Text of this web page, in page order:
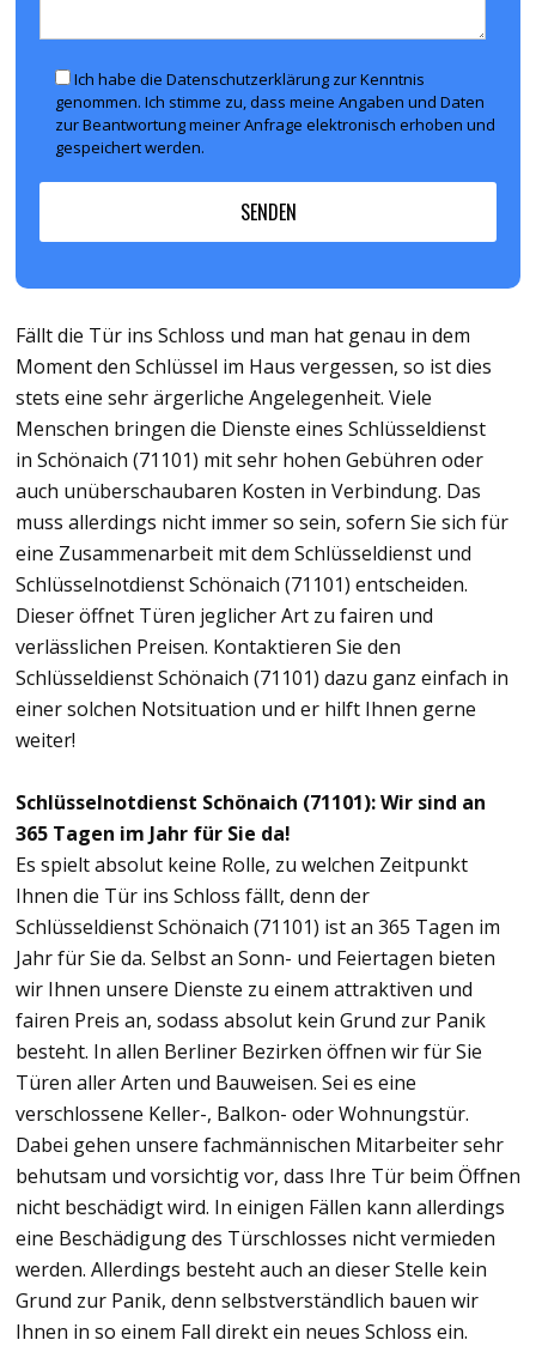
Ich habe die Datenschutzerklärung zur Kenntnis
genommen. Ich stimme zu, dass meine Angaben und Daten
zur Beantwortung meiner Anfrage elektronisch erhoben und
gespeichert werden.
Fällt die Tür ins Schloss und man hat genau in dem
Moment den Schlüssel im Haus vergessen, so ist dies
stets eine sehr ärgerliche Angelegenheit. Viele
Menschen bringen die Dienste eines Schlüsseldienst
in Schönaich (71101) mit sehr hohen Gebühren oder
auch unüberschaubaren Kosten in Verbindung. Das
muss allerdings nicht immer so sein, sofern Sie sich für
eine Zusammenarbeit mit dem Schlüsseldienst und
Schlüsselnotdienst Schönaich (71101) entscheiden.
Dieser öffnet Türen jeglicher Art zu fairen und
verlässlichen Preisen. Kontaktieren Sie den
Schlüsseldienst Schönaich (71101) dazu ganz einfach in
einer solchen Notsituation und er hilft Ihnen gerne
weiter!
Schlüsselnotdienst Schönaich (71101): Wir sind an
365 Tagen im Jahr für Sie da!
Es spielt absolut keine Rolle, zu welchen Zeitpunkt
Ihnen die Tür ins Schloss fällt, denn der
Schlüsseldienst Schönaich (71101) ist an 365 Tagen im
Jahr für Sie da. Selbst an Sonn- und Feiertagen bieten
wir Ihnen unsere Dienste zu einem attraktiven und
fairen Preis an, sodass absolut kein Grund zur Panik
besteht. In allen Berliner Bezirken öffnen wir für Sie
Türen aller Arten und Bauweisen. Sei es eine
verschlossene Keller-, Balkon- oder Wohnungstür.
Dabei gehen unsere fachmännischen Mitarbeiter sehr
behutsam und vorsichtig vor, dass Ihre Tür beim Öffnen
nicht beschädigt wird. In einigen Fällen kann allerdings
eine Beschädigung des Türschlosses nicht vermieden
werden. Allerdings besteht auch an dieser Stelle kein
Grund zur Panik, denn selbstverständlich bauen wir
Ihnen in so einem Fall direkt ein neues Schloss ein.